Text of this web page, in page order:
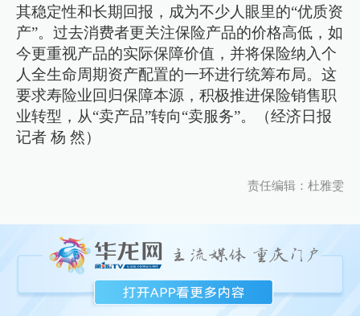
其稳定性和长期回报，成为不少人眼里的“优质资
产”。过去消费者更关注保险产品的价格高低，如
今更重视产品的实际保障价值，并将保险纳入个
人全生命周期资产配置的一环进行统筹布局。这
要求寿险业回归保障本源，积极推进保险销售职
业转型，从“卖产品”转向“卖服务”。（经济日报
记者 杨 然）
责任编辑：杜雅雯